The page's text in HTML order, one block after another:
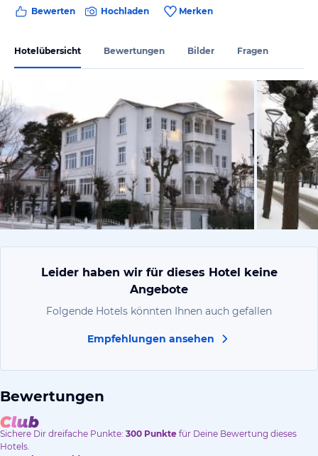
Bewerten Hochladen Merken
Hotelübersicht Bewertungen Bilder Fragen
von Jenny,
Leider haben wir für dieses Hotel keine
Angebote
Folgende Hotels könnten Ihnen auch gefallen
Empfehlungen ansehen
Bewertungen
Sichere Dir dreifache Punkte: 300 Punkte für Deine Bewertung dieses
Hotels.